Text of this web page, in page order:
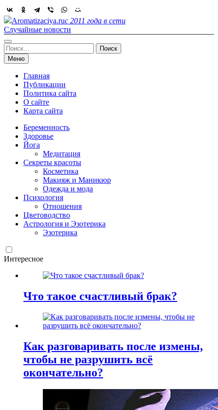
Skip
to
content
Aromatizaciya.ruс 2011 года в сети
Случайные новости
Найти:
Меню
Главная
Публикации
Политика сайта
О сайте
Карта сайта
Беременность
Здоровье
Йога
Медитация
Секреты красоты
Косметика
Макияж и Маникюр
Одежда и мода
Психология
Отношения
Цветоводство
Астрология и Эзотерика
Эзотерика
Интересное
Что такое счастливый брак?
Как разговаривать после измены,
чтобы не разрушить всё
окончательно?